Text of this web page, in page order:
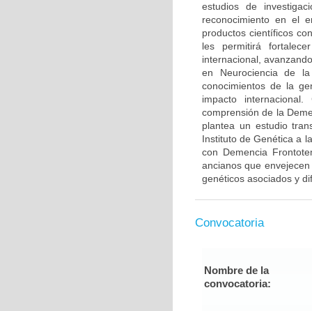
estudios de
reconocimiento en el
productos científicos
les permitirá
internacional,
en Neurociencia de
conocimientos de la
impacto
comprensión de la
plantea un estudio
Instituto de Genética a
con Demencia
ancianos que
genéticos asociados y
Convocatoria
Nombre de la
convocatoria: